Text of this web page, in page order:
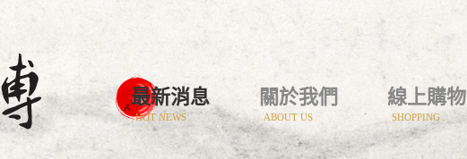
最新消息
HOT NEWS
關於我們
ABOUT US
線上購物
SHOPPING